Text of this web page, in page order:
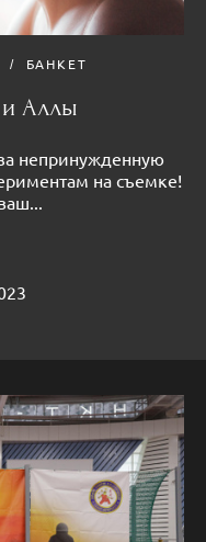
БАНКЕТ
Аллы
непринужденную
на съемке!